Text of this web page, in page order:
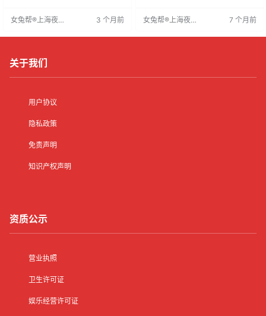
能力不足者则难以获得。因此，想
和沟通能力，外貌优势虽重要，但
女兔帮®上海夜场
3 个月前
夜总会成功经营除地段和策略外，
有吸引力、号召力和能力的员工。
女兔帮®上海夜场
7 个月前
关于我们
用户协议
隐私政策
免责声明
知识产权声明
资质公示
营业执照
卫生许可证
娱乐经营许可证